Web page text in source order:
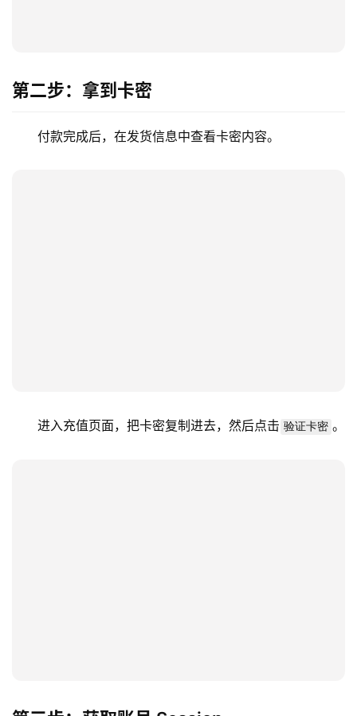
应
第二步：拿到卡密
付款完成后，在发货信息中查看卡密内容。
进入充值页面，把卡密复制进去，然后点击 验证卡密 。